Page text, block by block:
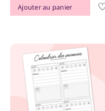
Ajouter au panier